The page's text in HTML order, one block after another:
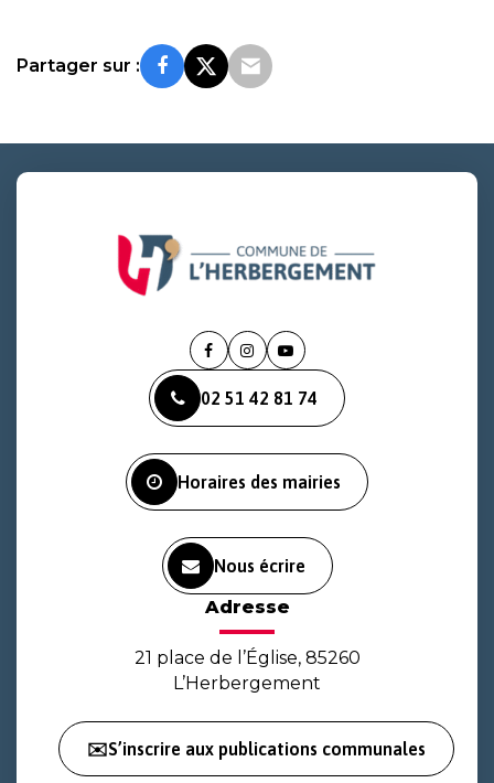
Partager sur :
Lien
le
compte
Lien
le
compte
Lien
la
chaîne
02 51 42 81 74
Horaires des mairies
Nous écrire
Adresse
21 place de l’Église, 85260
L’Herbergement
✉️S’inscrire aux publications communales